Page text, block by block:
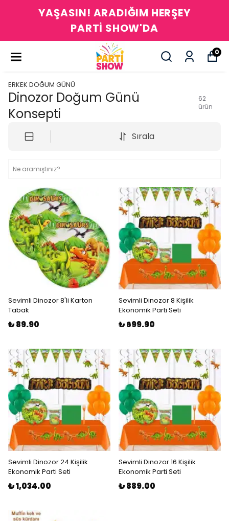
YAŞASIN! ARADIĞIM HERŞEY
PARTİ SHOW'DA
0
ERKEK DOĞUM GÜNÜ
Dinozor Doğum Günü
Konsepti
62
ürün
Sırala
Sevimli Dinozor 8'li Karton
Tabak
₺ 89.90
Sevimli Dinozor 8 Kişilik
Ekonomik Parti Seti
₺ 699.90
Sevimli Dinozor 24 Kişilik
Ekonomik Parti Seti
₺ 1,034.00
Sevimli Dinozor 16 Kişilik
Ekonomik Parti Seti
₺ 889.00